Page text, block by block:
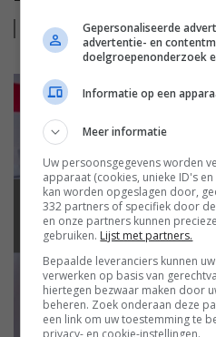
Leesmeer
Gepersonaliseerde
advertentie- en
doelgroepenonderzoek
Informatie op een
Meer informatie
Uw persoonsgegevens worden
apparaat (cookies, unieke ID's
kan worden opgeslagen door,
332 partners of specifiek door
en onze partners kunnen
gebruiken. Lijst met partners.
Bepaalde leveranciers kunnen
verwerken op basis van
hiertegen bezwaar maken door
beheren. Zoek onderaan deze
een link om uw toestemming te
privacy- en cookie-instellingen.